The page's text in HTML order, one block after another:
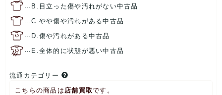
… B.目立った傷や汚れがない中古品
…C.やや傷や汚れがある中古品
… D.傷や汚れがある中古品
… E.全体的に状態が悪い中古品
流通カテゴリー
こちらの商品は 店舗買取です。